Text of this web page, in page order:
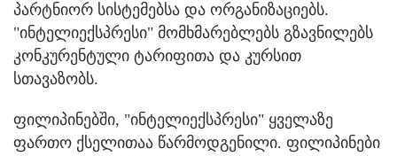
პარტნიორ სისტემებსა და ორგანიზაციებს.
"ინტელიექსპრესი" მომხმარებლებს გზავნილებს
კონკურენტული ტარიფითა და კურსით
სთავაზობს.
ფილიპინებში, "ინტელიექსპრესი" ყველაზე
ფართო ქსელითაა წარმოდგენილი. ფილიპინები